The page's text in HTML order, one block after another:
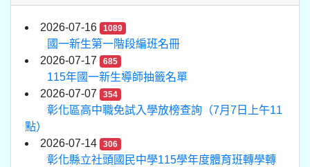
2026-07-16 1089
國一新生第一階段編班名冊
2026-07-17
685
115年國一新生導師抽籤名單
2026-07-07
354
彰化區高中職免試入學放榜查詢（7月7日上午11
點）
2026-07-14
306
彰化縣立社頭國民中學115學年度體育班轉學轉